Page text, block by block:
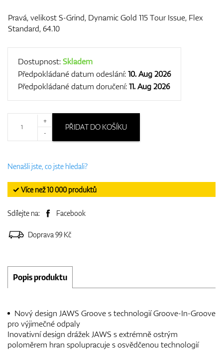
Pravá, velikost S-Grind, Dynamic Gold 115 Tour Issue, Flex
Standard, 64.10
Dostupnost:Skladem
Předpokládané datum odeslání:10. Aug 2026
Předpokládané datum doručení:11. Aug 2026
+
-
PŘIDAT DO KOŠÍKU
Nenašli jste, co jste hledali?
✓ Více než 10 000 produktů
Sdílejte na: Facebook
Doprava 99 Kč
Popis produktu
Nový design JAWS Groove s technologií Groove-In-Groove
pro výjimečné odpaly
Inovativní design drážek JAWS s extrémně ostrým
poloměrem hran spolupracuje s osvědčenou technologií